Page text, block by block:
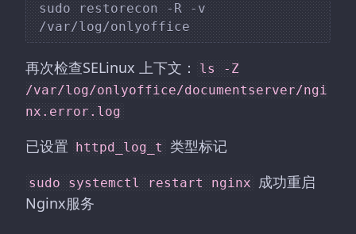
sudo restorecon -R -v
再次检查SELinux 上下文：
ls -Z
/var/log/onlyoffice/documentserver/ngi
nx.error.log
已设置 httpd_log_t 类型标记
sudo systemctl restart nginx 成功重启
Nginx服务